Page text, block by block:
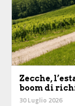
Zecche,
boom di
30 Luglio 2026